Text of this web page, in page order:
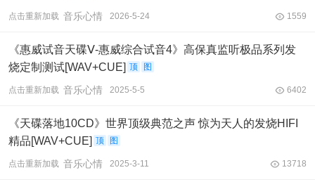
点击重新加载 音乐心情 2026-5-24 1559
《惠威试音天碟Ⅴ-惠威综合试音4》高保真监听极品系列发
烧定制测试[WAV+CUE] 顶 图
点击重新加载 音乐心情 2025-5-5 6402
《天碟落地10CD》世界顶级典范之声 惊为天人的发烧HIFI
精品[WAV+CUE] 顶 图
点击重新加载 音乐心情 2025-3-11 13718